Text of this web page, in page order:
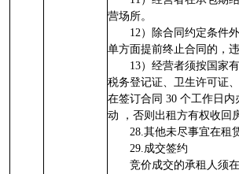
营场所。
12）除合同约定条件
单方面提前终止合同的，
13）经营者须按国家
税务登记证、卫生许可证
在签订合同 30 个工作日
动 ，否则出租方有权收回
28.其他未尽事宜在租
29.成交签约
竞价成交的承租人须